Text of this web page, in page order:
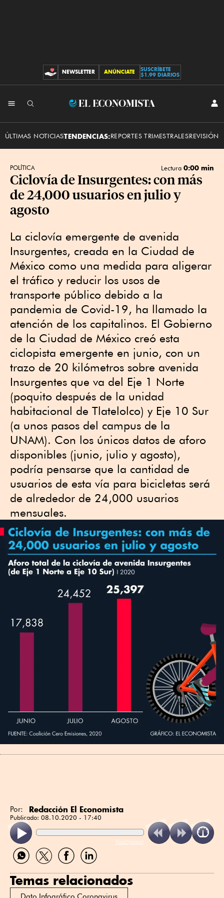
CONTRIBUCIONES
NEWSLETTER ANÚNCIATE
SUSCRÍBETE
$1.99 DIARIOS
El
ÚLTIMAS NOTICIASTENDENCIAS:REPORTES TRIMESTRALESREVISIÓN
POLÍTICA Lectura 0:00 min
Ciclovía de Insurgentes: con más
de 24,000 usuarios en julio y
agosto
La ciclovía emergente de avenida
Insurgentes, creada en la Ciudad de
México como una medida para aligerar
el tráfico y reducir los usos de
transporte público debido a la
pandemia de Covid-19, ha llamado la
atención de los capitalinos. El Gobierno
de la Ciudad de México creó esta
ciclopista emergente en junio, con un
trazo de 20 kilómetros sobre avenida
Insurgentes que va del Eje 1 Norte
(poquito después de la unidad
habitacional de Tlatelolco) y Eje 10 Sur
(a unos pasos del campus de la
UNAM). Con los únicos datos de aforo
disponibles (junio, julio y agosto),
podría pensarse que la cantidad de
usuarios de esta vía para bicicletas será
de alrededor de 24,000 usuarios
mensuales.
Por: Redacción El Economista
Publicado: 08.10.2020 - 17:40
ReadSpeaker
Compartir
por
Compartir
por
Compartir
por
Compartir
por
Temas relacionados